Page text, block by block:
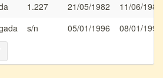
1.227 21/05/1982
11/06/1982
s/n 05/01/1996
08/01/1996